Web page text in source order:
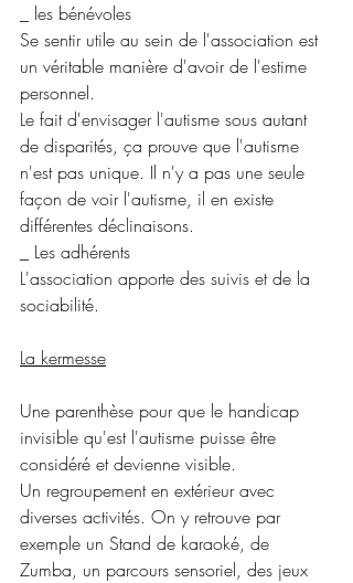
_ les bénévoles
Se sentir utile au sein de l'association est
un véritable manière d'avoir de l'estime
personnel.
Le fait d'envisager l'autisme sous autant
de disparités, ça prouve que l'autisme
n'est pas unique. Il n'y a pas une seule
façon de voir l'autisme, il en existe
différentes déclinaisons.
_ Les adhérents
L'association apporte des suivis et de la
sociabilité.
La kermesse
Une parenthèse pour que le handicap
invisible qu'est l'autisme puisse être
considéré et devienne visible.
Un regroupement en extérieur avec
diverses activités. On y retrouve par
exemple un Stand de karaoké, de
Zumba, un parcours sensoriel, des jeux